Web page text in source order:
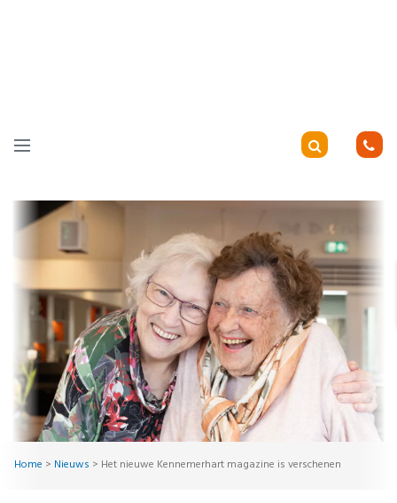
Home > Nieuws > Het nieuwe Kennemerhart magazine is verschenen